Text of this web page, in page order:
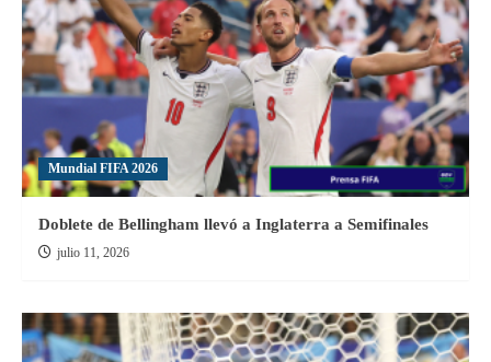
Mundial FIFA 2026
Doblete de Bellingham llevó a Inglaterra a Semifinales
julio 11, 2026